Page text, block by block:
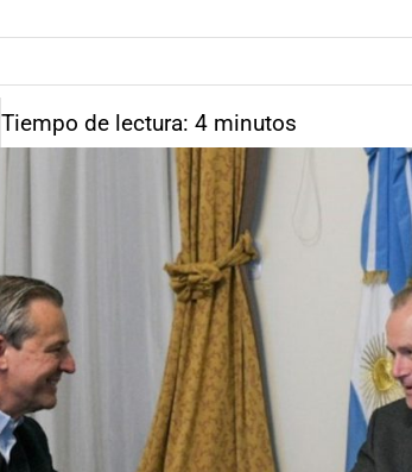
Tiempo de lectura: 4 minutos